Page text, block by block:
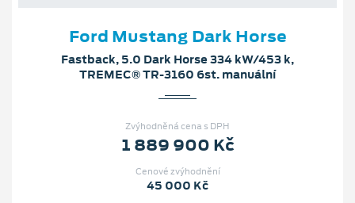
Ford Mustang Dark Horse
Fastback, 5.0 Dark Horse 334 kW/453 k,
TREMEC® TR-3160 6st. manuální
Zvýhodněná cena s DPH
1 889 900 Kč
Cenové zvýhodnění
45 000 Kč